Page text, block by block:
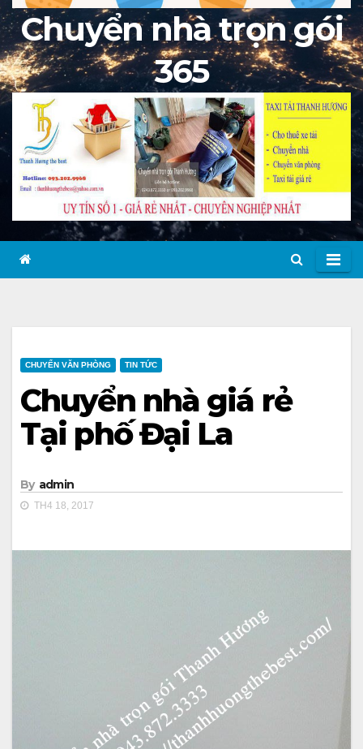
Chuyển nhà trọn gói
365
CHUYỂN VĂN PHÒNG TIN TỨC
Chuyển nhà giá rẻ
Tại phố Đại La
By admin
TH4 18, 2017